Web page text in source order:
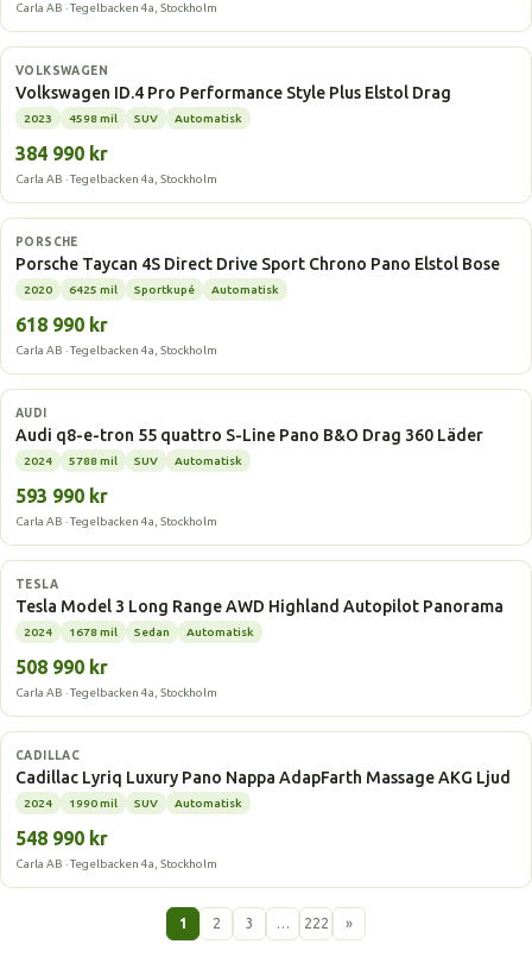
Carla AB · Tegelbacken 4a, Stockholm
Elbil
VOLKSWAGEN
Volkswagen ID.4 Pro Performance Style Plus Elstol Drag
2023 4598 mil SUV Automatisk
384 990 kr
Carla AB · Tegelbacken 4a, Stockholm
Elbil
PORSCHE
Porsche Taycan 4S Direct Drive Sport Chrono Pano Elstol Bose
2020 6425 mil Sportkupé Automatisk
618 990 kr
Carla AB · Tegelbacken 4a, Stockholm
Elbil
AUDI
Audi q8-e-tron 55 quattro S-Line Pano B&O Drag 360 Läder
2024 5788 mil SUV Automatisk
593 990 kr
Carla AB · Tegelbacken 4a, Stockholm
Elbil
TESLA
Tesla Model 3 Long Range AWD Highland Autopilot Panorama
2024 1678 mil Sedan Automatisk
508 990 kr
Carla AB · Tegelbacken 4a, Stockholm
Elbil
CADILLAC
Cadillac Lyriq Luxury Pano Nappa AdapFarth Massage AKG Ljud
2024 1990 mil SUV Automatisk
548 990 kr
Carla AB · Tegelbacken 4a, Stockholm
1 2 3 … 222 »